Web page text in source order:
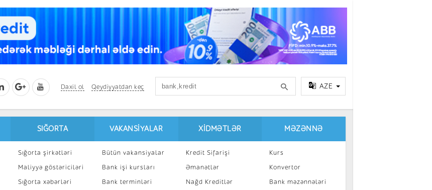
Daxil ol Qeydiyyatdan keç AZE
SIĞORTA
Sığorta şirkətləri
Maliyyə göstəriciləri
Sığorta xəbərləri
VAKANSIYALAR
Bütün vakansiyalar
Bank işi kursları
Bank terminləri
XIDMƏTLƏR
Kredit Sifarişi
Əmanətlər
Nağd Kreditlər
MƏZƏNNƏ
Kurs
Konvertor
Bank məzənnələri